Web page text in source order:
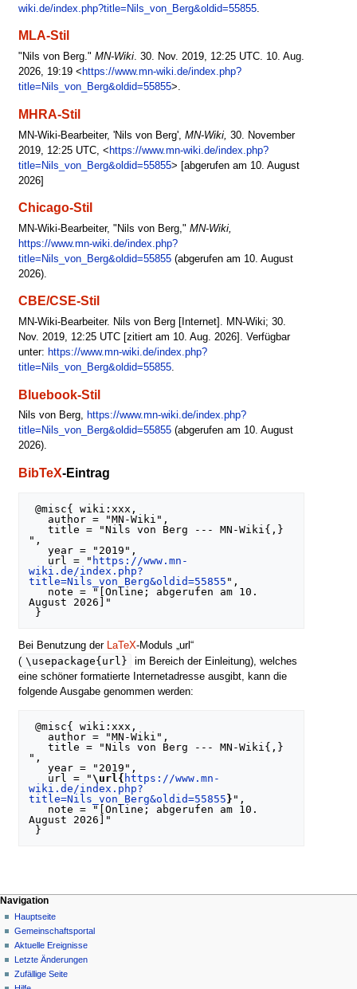
wiki.de/index.php?title=Nils_von_Berg&oldid=55855.
MLA-Stil
"Nils von Berg." MN-Wiki. 30. Nov. 2019, 12:25 UTC. 10. Aug.
2026, 19:19 < https://www.mn-wiki.de/index.php?
title=Nils_von_Berg&oldid=55855>.
MHRA-Stil
MN-Wiki-Bearbeiter, 'Nils von Berg', MN-Wiki, 30. November
2019, 12:25 UTC, < https://www.mn-wiki.de/index.php?
title=Nils_von_Berg&oldid=55855> [abgerufen am 10. August
2026]
Chicago-Stil
MN-Wiki-Bearbeiter, "Nils von Berg," MN-Wiki,
https://www.mn-wiki.de/index.php?
title=Nils_von_Berg&oldid=55855(abgerufen am 10. August
2026).
CBE/CSE-Stil
MN-Wiki-Bearbeiter. Nils von Berg [Internet]. MN-Wiki; 30.
Nov. 2019, 12:25 UTC [zitiert am 10. Aug. 2026]. Verfügbar
unter: https://www.mn-wiki.de/index.php?
title=Nils_von_Berg&oldid=55855.
Bluebook-Stil
Nils von Berg, https://www.mn-wiki.de/index.php?
title=Nils_von_Berg&oldid=55855(abgerufen am 10. August
2026).
BibTeX-Eintrag
@misc{ wiki:xxx,
   title = "Nils von Berg --- MN-Wiki{,}
",
   year = "2019",
   url = "
https://www.mn-
wiki.de/index.php?
title=Nils_von_Berg&oldid=55855 ",
August 2026]"
Bei Benutzung der LaTeX-Moduls „url“
( \usepackage{url}
im Bereich der Einleitung), welches
eine schöner formatierte Internetadresse ausgibt, kann die
folgende Ausgabe genommen werden:
@misc{ wiki:xxx,
   title = "Nils von Berg --- MN-Wiki{,}
",
   year = "2019",
   url = "
\url{ https://www.mn-
wiki.de/index.php?
title=Nils_von_Berg&oldid=55855 } ",
August 2026]"
Navigationsmenü
Seitenaktionen
Spezialseite
Meine Werkzeuge
Nicht
angemeldet
Diskussionsseite
Beiträge
Anmelden
Navigation
Hauptseite
Gemeinschafts­portal
Aktuelle Ereignisse
Letzte Änderungen
Zufällige Seite